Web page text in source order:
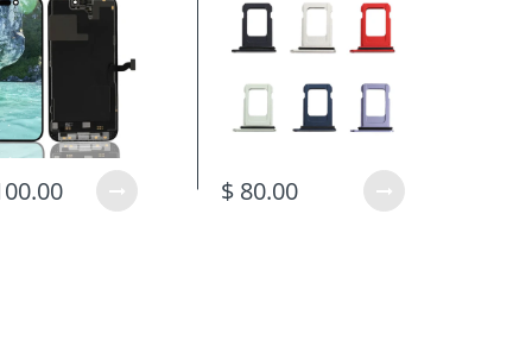
$ 80.00